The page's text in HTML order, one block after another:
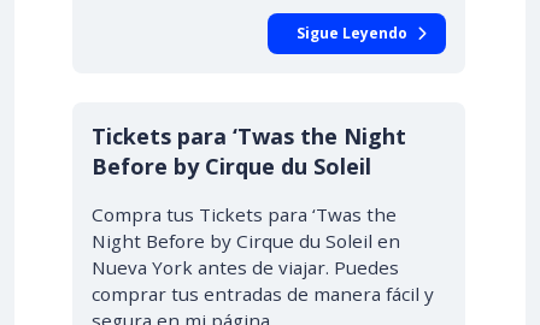
Sigue Leyendo
Tickets para ‘Twas the Night
Before by Cirque du Soleil
Compra tus Tickets para ‘Twas the
Night Before by Cirque du Soleil en
Nueva York antes de viajar. Puedes
comprar tus entradas de manera fácil y
segura en mi página,…